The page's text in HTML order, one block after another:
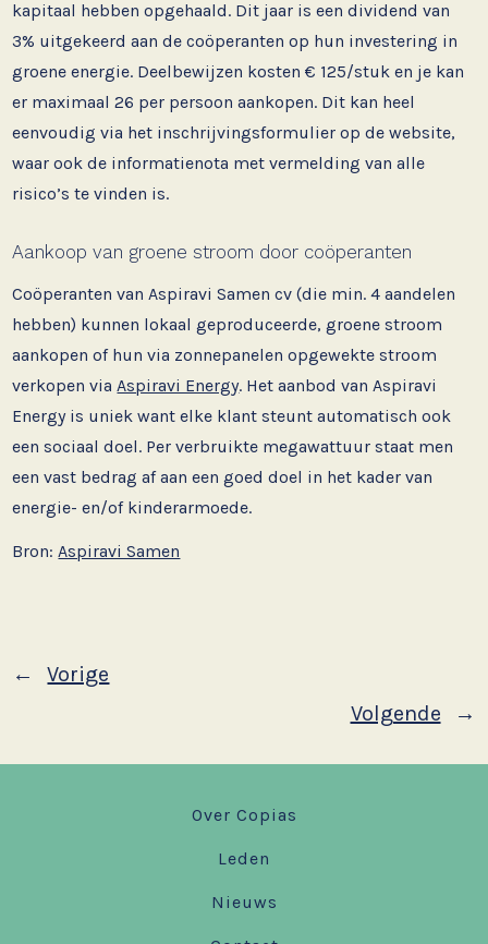
kapitaal hebben opgehaald. Dit jaar is een dividend van
3% uitgekeerd aan de coöperanten op hun investering in
groene energie. Deelbewijzen kosten € 125/stuk en je kan
er maximaal 26 per persoon aankopen. Dit kan heel
eenvoudig via het inschrijvingsformulier op de website,
waar ook de informatienota met vermelding van alle
risico’s te vinden is.
Aankoop van groene stroom door coöperanten
Coöperanten van Aspiravi Samen cv (die min. 4 aandelen
hebben) kunnen lokaal geproduceerde, groene stroom
aankopen of hun via zonnepanelen opgewekte stroom
verkopen via Aspiravi Energy. Het aanbod van Aspiravi
Energy is uniek want elke klant steunt automatisch ook
een sociaal doel. Per verbruikte megawattuur staat men
een vast bedrag af aan een goed doel in het kader van
energie- en/of kinderarmoede.
Bron:Aspiravi Samen
←
Vorige
Volgende
→
Over Copias
Leden
Nieuws